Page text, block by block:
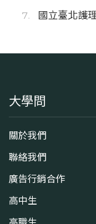
國立臺北護
大學問
關於我們
聯絡我們
廣告行銷合作
高中生